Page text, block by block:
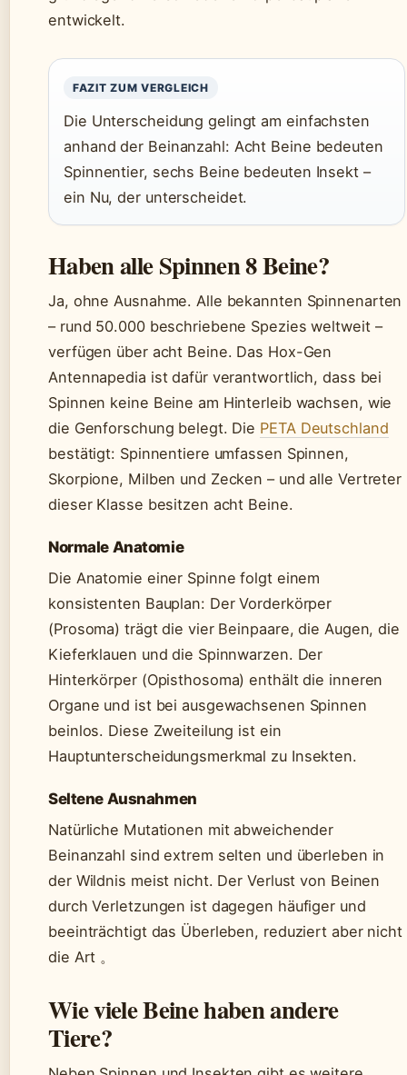
entwickelt.
FAZIT ZUM VERGLEICH
Die Unterscheidung gelingt am einfachsten
anhand der Beinanzahl: Acht Beine bedeuten
Spinnentier, sechs Beine bedeuten Insekt –
ein Nu, der unterscheidet.
Haben alle Spinnen 8 Beine?
Ja, ohne Ausnahme. Alle bekannten Spinnenarten
– rund 50.000 beschriebene Spezies weltweit –
verfügen über acht Beine. Das Hox-Gen
Antennapedia ist dafür verantwortlich, dass bei
Spinnen keine Beine am Hinterleib wachsen, wie
die Genforschung belegt. Die PETA Deutschland
bestätigt: Spinnentiere umfassen Spinnen,
Skorpione, Milben und Zecken – und alle Vertreter
dieser Klasse besitzen acht Beine.
Normale Anatomie
Die Anatomie einer Spinne folgt einem
konsistenten Bauplan: Der Vorderkörper
(Prosoma) trägt die vier Beinpaare, die Augen, die
Kieferklauen und die Spinnwarzen. Der
Hinterkörper (Opisthosoma) enthält die inneren
Organe und ist bei ausgewachsenen Spinnen
beinlos. Diese Zweiteilung ist ein
Hauptunterscheidungsmerkmal zu Insekten.
Seltene Ausnahmen
Natürliche Mutationen mit abweichender
Beinanzahl sind extrem selten und überleben in
der Wildnis meist nicht. Der Verlust von Beinen
durch Verletzungen ist dagegen häufiger und
beeinträchtigt das Überleben, reduziert aber nicht
die Art 。
Wie viele Beine haben andere
Tiere?